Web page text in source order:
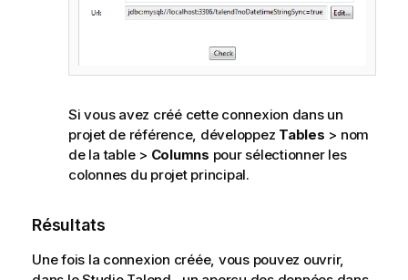
Si vous avez créé cette connexion dans un
projet de référence, développez Tables > nom
de la table> Columns pour sélectionner les
colonnes du projet principal.
Résultats
Une fois la connexion créée, vous pouvez ouvrir,